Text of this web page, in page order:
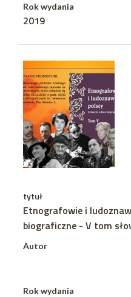
Rok wydania
2019
tytuł
Etnografowie i
biograficzne - V tom
Autor
Rok wydania